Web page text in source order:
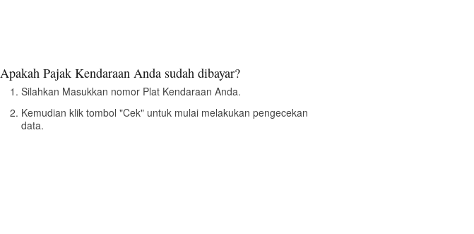
Apakah Pajak Kendaraan Anda sudah dibayar?
Silahkan Masukkan nomor Plat Kendaraan Anda.
Kemudian klik tombol "Cek" untuk mulai melakukan pengecekan
data.